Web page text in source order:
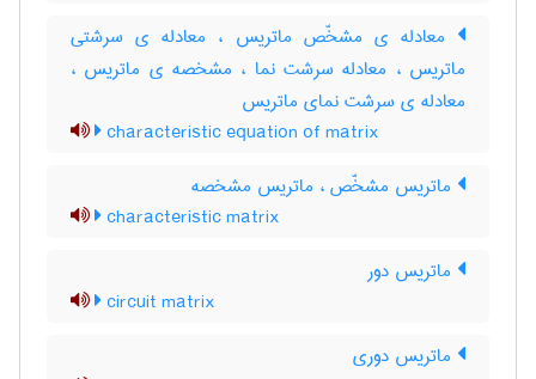
معادله ی مشخّص ماتریس ، معادله ی سرشتی
ماتریس ، معادله سرشت نما ، مشخصه ی ماتریس ،
معادله ی سرشت نمای ماتریس
characteristic equation of matrix
ماتریس مشخّص ، ماتریس مشخصه
characteristic matrix
ماتریس دور
circuit matrix
ماتریس دوری